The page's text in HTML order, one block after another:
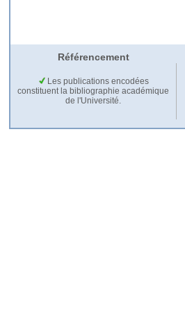
Référencement
Les publications encodées
constituent la bibliographie académique
de l'Université.